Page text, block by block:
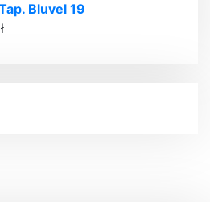
Bluvel 19